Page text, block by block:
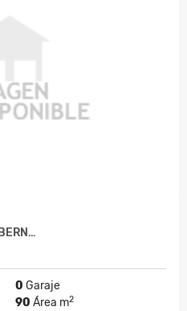
0 Garaje
90 Área m2